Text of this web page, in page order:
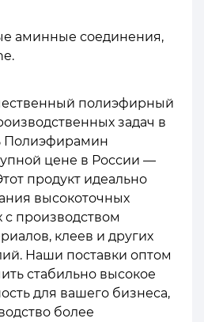
аминные соединения,
полиэфирный
задач в
Полиэфирамин
цене в России —
продукт идеально
высокоточных
с производством
клеев и других
Наши поставки оптом
стабильно высокое
для вашего бизнеса,
более